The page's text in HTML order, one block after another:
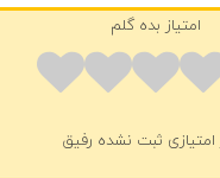
امتیاز بده گلم
امتیازی ثبت نشده رفیق